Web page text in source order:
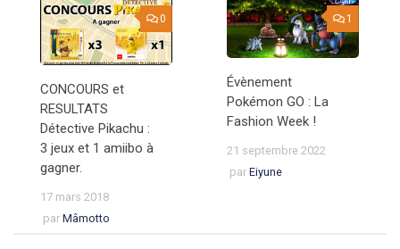
0
CONCOURS et
RESULTATS
Détective Pikachu :
3 jeux et 1 amiibo à
gagner.
17 mars 2018
par Mâmotto
1
Évènement
Pokémon GO : La
Fashion Week !
21 septembre 2022
par Eiyune